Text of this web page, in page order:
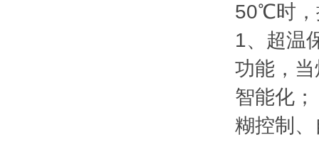
50℃时，
1、超温
功能，
智能化
糊控制